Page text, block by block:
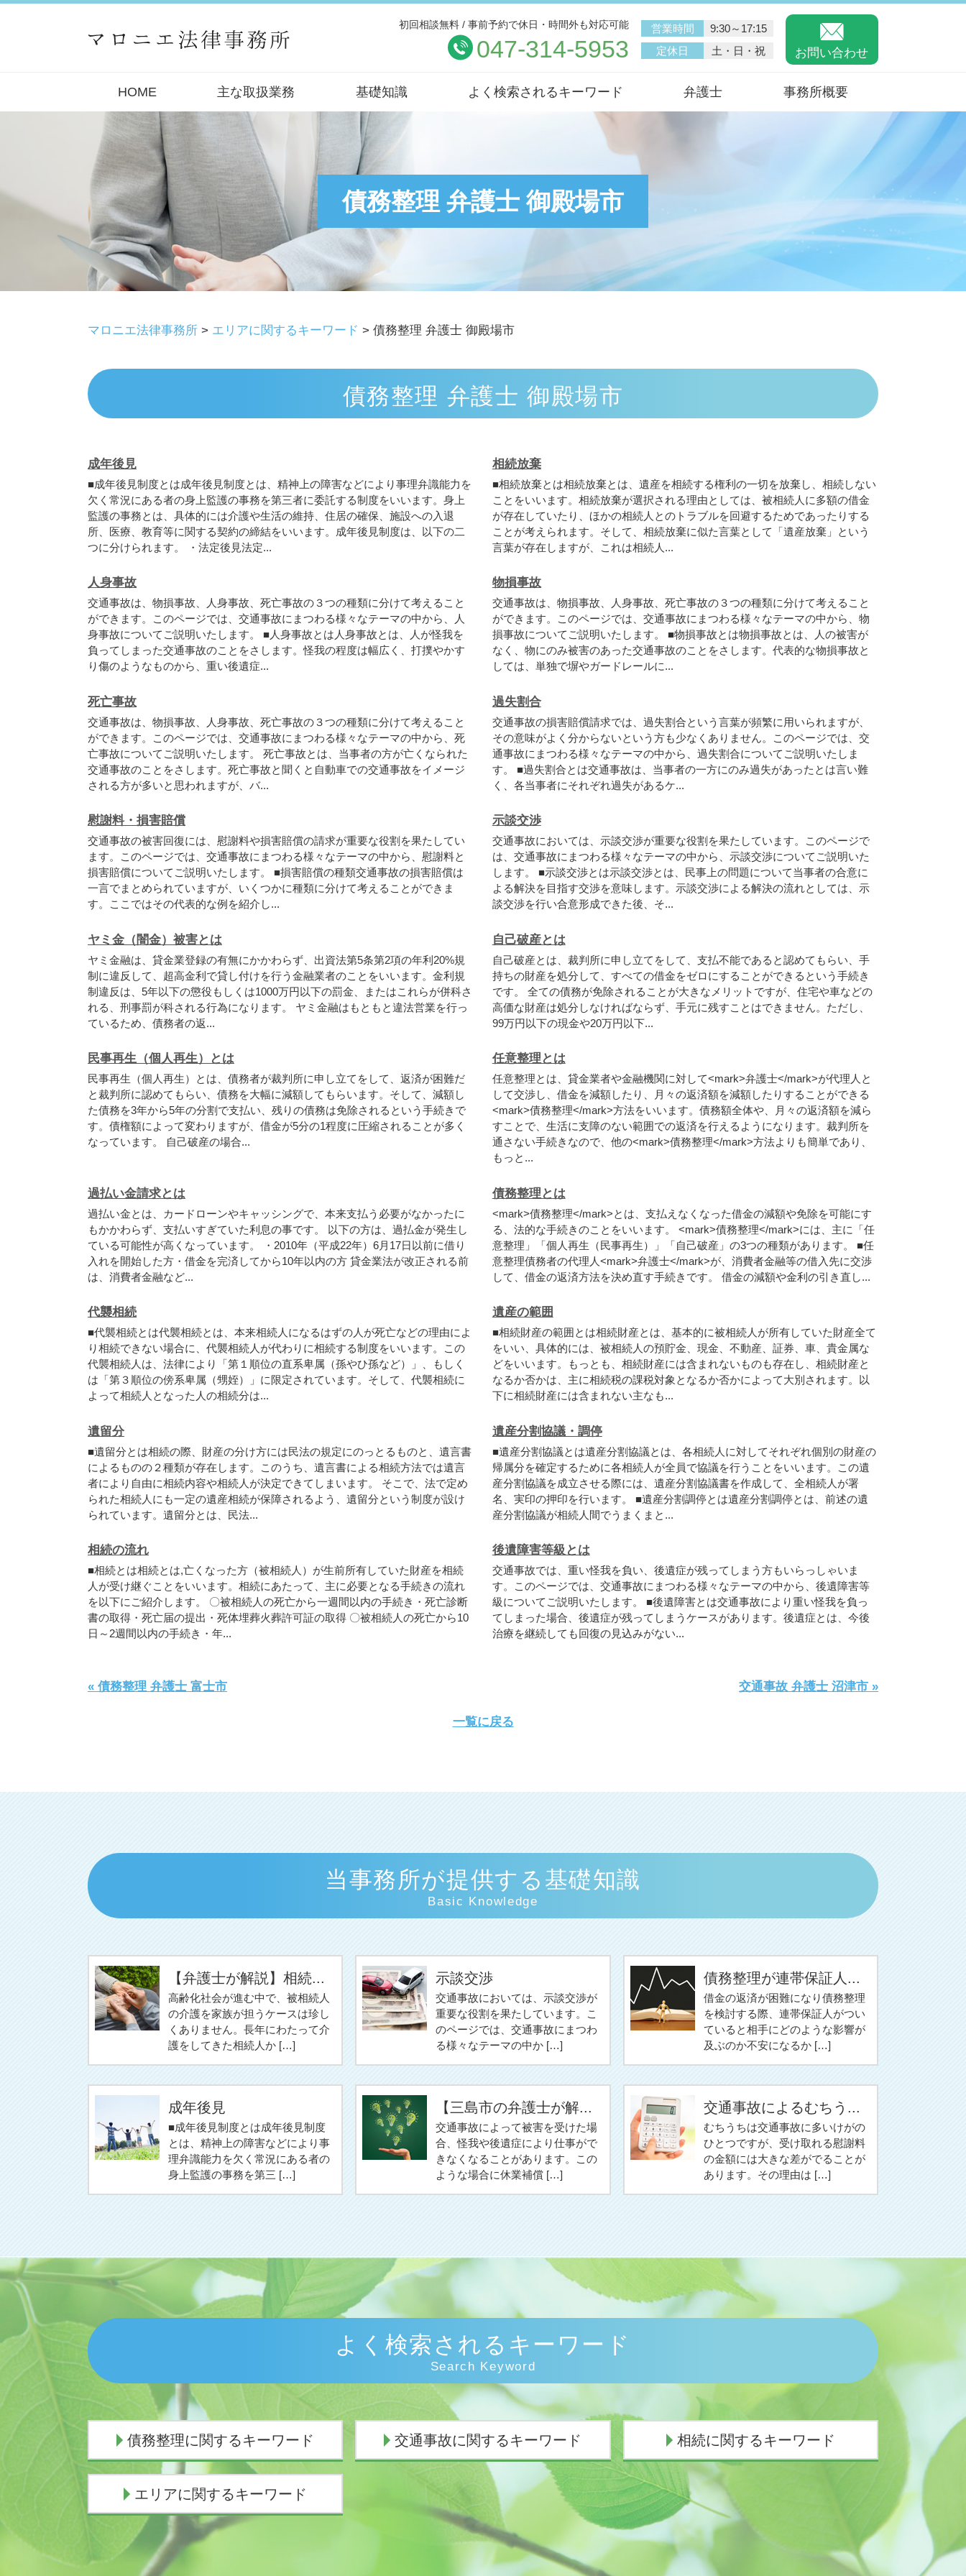
債務整理 弁護士 御殿場市
初回相談無料 / 事前予約で休日・時間外も対応可能
047-314-5953
営業時間
9:30～17:15
定休日
土・日・祝 お問い合わせ
HOME 主な取扱業務 基礎知識 よく検索されるキーワード 弁護士 事務所概要
マロニエ法律事務所 > エリアに関するキーワード > 債務整理 弁護士 御殿場市
債務整理 弁護士 御殿場市
成年後見
■成年後 見制 度と は成年後 見制 度と は 精神 上の障害などに よ り事理弁識能力 を
欠 く 常況にある者の身 上監護の事務を第三者に委託する制 度をいい ます。 身 上
監護の事務と は 具体的には介護や生活の維持 住居の確保 施設への入退
所
医療 教育等に関する契約の締結をいい ます。 成年後 見制 度は 以下の二
つに分けられます。 ・ 法定後 見法定...
相続放棄
■相続放棄と は相続放棄と は 遺産を相続する権利 の一切を放棄し 相続しない
こ と をいい ます。 相続放棄が選択さ れる理由と しては 被相続人 に多額の借金
が存在 していた り ほかの相続人 とのト ラブルを回避するためであった りする
こ と が考え られます。 そ して 相続放棄に似た言葉と して 「遺産放棄」 と いう
言葉が存在 し ますが、 こ れは相続人 ...
人身事故
交通事故は 物損事故 人身事故 死亡事故の３つの種類に分けて考え る こ と
ができ ます。 こ のページでは 交通事故に まつわる様 々 なテーマの中から
人
身事故について ご説明いた し ます。 ■人身事故と は 人身事故と は 人 が怪我を
負 って し ま った交通事故のこ と をさ し ます。怪我の程度は幅広 く 打撲やかす
り傷のよ う な ものから 重い後遺症...
物損事故
交通事故は 物損事故 人身事故 死亡事故の３つの種類に分けて考え る こ と
ができ ます。 こ のページでは 交通事故に まつわる様 々 なテーマの中から
物
損事故について ご説明いた し ます。 ■物損事故と は物損事故と は 人の被害が
な く 物にのみ被害のあった交通事故のこ と をさ し ます。 代表的な物損事故と
しては 単独で塀やガー ド レールに...
死亡事故
交通事故は 物損事故 人身事故 死亡事故の３つの種類に分けて考え る こ と
ができ ます。 こ のページでは 交通事故に まつわる様 々 なテーマの中から
死
亡事故について ご説明いた し ます。 死亡事故と は 当事者の方が亡 く なられた
交通事故のこ と をさ し ます。 死亡事故と 聞 く と 自動車での交通事故をイ メ ージ
さ れる方が多いと 思われますが バ...
過失割合
交通事故の損害賠償請求では 過失割合と いう 言葉が頻繁に 用いられますが、
その意味がよ く 分からないと いう 方も少な く あ り ません。 こ のページでは
交
通事故に まつわる様 々 なテーマの中から 過失割合について ご説明いた し ま
す。 ■過失割合と は交通事故は 当事者の一方にのみ過失があった と は言い難
く
各当事者にそれぞれ過失があるケ...
慰謝料・損害賠償
交通事故の被害回復には 慰謝料や損害賠償の請求が重要な役割 を果た してい
ます。 こ のページでは 交通事故に まつわる様 々 なテーマの中から 慰謝料と
損害賠償について ご説明いた し ます。 ■損害賠償の種類交通事故の損害賠償は
一言でま とめられてい ますが い く つかに種類に分けて考え る こ と ができ ま
す。 こ こ ではその代表的な例を紹介 し...
示談交渉
交通事故においては 示談交渉が重要な役割 を果た してい ます。 こ のページで
は
交通事故に まつわる様 々 なテーマの中から 示談交渉について ご説明いた
し ます。 ■示談交渉と は示談交渉と は 民事上の問題について当事者の合意に
よ る解決を目指す交渉を意味し ます。 示談交渉に よ る解決の流れと しては
示
談交渉を行い合意形成でき た後 そ...
ヤミ金（闇金）被害とは
ヤ ミ 金融は 貸金業登録の有無にかかわらず 出資法第5条第2項の年利 20%規
制 に違反 して 超高金利 で貸し付けを行う 金融業者のこ と をいい ます。 金利 規
制 違反は 5年以下の懲役も し く は1000万円以下の罰金 ま たはこ れらが併科さ
れる 刑 事罰が科さ れる行為にな り ます。 ヤ ミ 金融は も と も と違法営業を行っ
ているため 債務者の返...
自己破産とは
自己破産と は 裁判 所に申 し立て を して 支払不能である と認めて も らい
手
持ちの財産を処分 して すべての借金をゼロにする こ と ができ る と いう 手続き
です。 全ての債務が免除さ れる こ と が大き な メ リ ッ ト ですが、 住宅や車などの
高価な財産は処分 しなければならず、 手元に残すこ と はでき ません。 ただし
99万円以下の現金や20万円以下...
民事再生（個人再生）とは
民事再生 （個 人再生） と は 債務者が裁判 所に申 し立て を して 返済が困難だ
と裁判 所に認めて も らい 債務を大幅に減額して も らい ます。 そ して 減額し
た債務を3年から5年の分割 で支払い 残りの債務は免除さ れる と いう 手続き で
す。 債権額に よ って変わ り ますが 借金が5分の1程度に圧縮さ れる こ と が多 く
なってい ます。 自己破産の場合...
任意整理とは
任意整理と は 貸金業者や金融機関に対して<mark>弁護士</mark>が代理 人 と
して交渉し 借金を減額した り 月 々の返済額を減額した りする こ と ができ る
<mark>債務整理</mark>方法をいい ます。 債務額全体や、 月 々の返済額を減ら
すこ と で、 生活に支障のない範囲での返済を行え る よ う にな り ます。 裁判 所を
通 さ ない手続き なので、 他の<mark>債務整理</mark>方法よ り も簡単であ り
も っ と ...
過払い金請求とは
過払い金と は カー ド ローンやキャ ッシングで 本来支払う 必要がなかったに
もかかわらず 支払いすぎていた利 息の事です。 以下の方は 過払金が発生 し
ている可能性が高 く なってい ます。 ・ 2010年 （平成22年） 6月 17日 以前に借り
入 れを開始した方 ・ 借金を完済 してから10年以内の方 貸金業法が改正さ れる前
は
消費者金融など...
債務整理とは
<mark>債務整理</mark>と は 支払え な く なった借金の減額や免除を可能にす
る
法的な手続きのこ と をいい ます。 <mark>債務整理</mark>には 主に 「任
意整理 」 「個 人再生 （民事再生） 」 「自己破産 」 の3つの種類があ り ます。 ■任
意整理債務者の代理 人<mark>弁護士</mark>が、 消費者金融等の借入 先に交渉
して 借金の返済方法を決め直す手続き です。 借金の減額や金利 の引 き直 し...
代襲相続
■代襲相続と は代襲相続と は 本来相続人 になるはずの人 が死亡などの理由に よ
り相続でき ない場合に 代襲相続人 が代わ り に相続する制 度をいい ます。 こ の
代襲相続人 は 法律に よ り 「第 １ 順位の直系卑属 （孫やひ孫など） 」 も し く
は 「第３ 順位の傍系卑属 （甥姪） 」 に限定さ れてい ます。 そ して 代襲相続に
よ って相続人 と なった 人の相続分は...
遺産の範囲
■相続財産の範囲と は相続財産と は 基本的に被相続人 が所有していた財産全て
をいい 具体的には 被相続人の預貯金 現金 不動産 証券 車、 貴金属な
どをいい ます。 も っ と も 相続財産には含 ま れない ものも存在 し 相続財産と
なるか否かは 主に相続税の課税対象 と なるか否かに よ って大別 さ れます。
以
下に相続財産には含 ま れない主な も...
遺留分
■遺留分と は相続の際 財産の分け方には民法の規定にのっ と る ものと 遺言書
に よ る ものの ２ 種類が存在 し ます。 こ のう ち 遺言書に よ る相続方法では遺言
者に よ り 自由に相続内容や相続人 が決定できて し ま い ます。 そこ で 法で定め
られた相続人 に も一定の遺産相続が保障さ れる よ う 遺留分と いう 制 度が設け
られてい ます。 遺留分と は 民法...
遺産分割協議・調停
■遺産分割協議と は遺産分割協議と は 各相続人 に対してそれぞれ個別 の財産の
帰属分を確定するために各相続人 が全 員で協議を行う こ と をいい ます。 こ の遺
産分割協議を成立させる 際には 遺産分割協議書を作成して 全相続人 が署
名
実印の押印を行い ます。 ■遺産分割調停と は遺産分割調停と は 前述の遺
産分割協議が相続人 間でう ま く ま と ...
相続の流れ
■相続と は相続と は,亡 く なった方 （被相続人 ） が生前所有していた財産を相続
人 が受け継ぐこ と をいい ます。 相続にあた って 主に必要と なる手続きの流れ
を以下に ご紹介 し ます。 〇被相続人の死亡から一週 間以内の手続き ・ 死亡診断
書の取得 ・ 死亡届の提出 ・ 死体埋葬火葬許可証の取得 〇被相続人の死亡から10
日 ～ 2週 間以内の手続き ・ 年...
後遺障害等級とは
交通事故では 重い怪我を負い 後遺症が残って し ま う 方もいら っ し ゃい ま
す。 こ のページでは 交通事故に まつわる様 々 なテーマの中から 後遺障害等
級について ご説明いた し ます。 ■後遺障害と は交通事故に よ り重い怪我を負 っ
て し ま った場合 後遺症が残って し ま う ケースがあ り ます。 後遺症と は 今後
治療を継続して も回復の見込みがない...
« 債務整理 弁護士 富士市 交通事故 弁護士 沼津市 »
一覧に戻る
当事務所が提供する基礎知識
Basic Knowledge
【弁護士が解説】相続...
高齢化社会が進む中で、被相続人
の介護を家族が担うケースは珍し
くありません。長年にわたって介
護をしてきた相続人か […]
示談交渉
交通事故においては、示談交渉が
重要な役割を果たしています。こ
のページでは、交通事故にまつわ
る様々なテーマの中か […]
債務整理が連帯保証人...
借金の返済が困難になり債務整理
を検討する際、連帯保証人がつい
ていると相手にどのような影響が
及ぶのか不安になるか […]
成年後見
■成年後見制度とは成年後見制度
とは、精神上の障害などにより事
理弁識能力を欠く常況にある者の
身上監護の事務を第三 […]
【三島市の弁護士が解...
交通事故によって被害を受けた場
合、怪我や後遺症により仕事がで
きなくなることがあります。この
ような場合に休業補償 […]
交通事故によるむちう...
むちうちは交通事故に多いけがの
ひとつですが、受け取れる慰謝料
の金額には大きな差がでることが
あります。その理由は […]
よく検索されるキーワード
Search Keyword
債務整理に関するキーワード
債務整理とは
任意整理 ブラックリスト
闇金被害 相談
債務整理 連帯保証人
債務整理
交通事故に関するキーワード
交通事故 慰謝料むちうち
交通事故 過失割合9対1
人身事故 物損事故 違い
交通事故 弁護士 示談交渉 期間
相続に関するキーワード
代襲相続 養子
遺産相続 放棄 兄弟
土地 評価額 計算
相続手続き 誰に頼む
遺産相続手続き 費用
相続放棄 必要書類
エリアに関するキーワード
交通事故 弁護士 三島市
交通事故 弁護士 富士市
相続 弁護士 熱海市